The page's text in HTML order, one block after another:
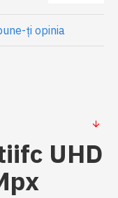
ţi opinia
UHD